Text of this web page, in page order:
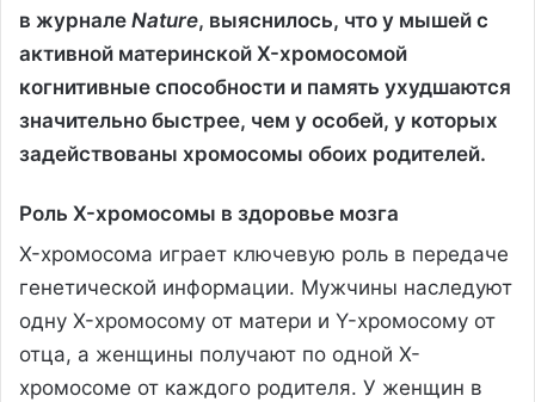
в журнале Nature, выяснилось, что у мышей с
активной материнской X-хромосомой
когнитивные способности и память ухудшаются
значительно быстрее, чем у особей, у которых
задействованы хромосомы обоих родителей.
Роль X-хромосомы в здоровье мозга
X-хромосома играет ключевую роль в передаче
генетической информации. Мужчины наследуют
одну X-хромосому от матери и Y-хромосому от
отца, а женщины получают по одной X-
хромосоме от каждого родителя. У женщин в